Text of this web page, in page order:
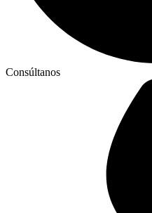
Consúltanos